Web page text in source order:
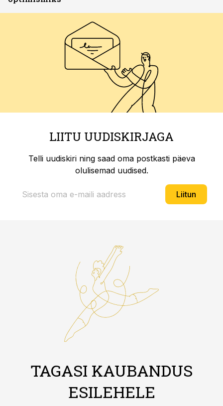
LIITU UUDISKIRJAGA
Telli uudiskiri ning saad oma postkasti päeva
olulisemad uudised.
Liitun
TAGASI KAUBANDUS
ESILEHELE